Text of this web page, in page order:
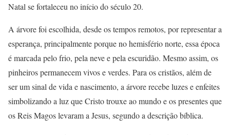
Natal se fortaleceu no início do século 20.
A árvore foi escolhida, desde os tempos remotos, por representar a
esperança, principalmente porque no hemisfério norte, essa época
é marcada pelo frio, pela neve e pela escuridão. Mesmo assim, os
pinheiros permanecem vivos e verdes. Para os cristãos, além de
ser um sinal de vida e nascimento, a árvore recebe luzes e enfeites
simbolizando a luz que Cristo trouxe ao mundo e os presentes que
os Reis Magos levaram a Jesus, segundo a descrição bíblica.